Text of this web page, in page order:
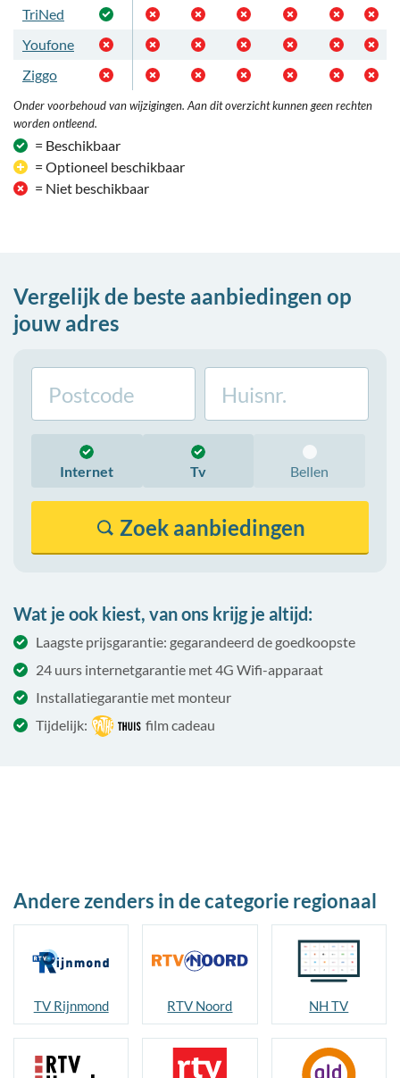
TriNed
Youfone
Ziggo
Onder voorbehoud van wijzigingen. Aan dit overzicht kunnen geen rechten
worden ontleend.
= Beschikbaar
= Optioneel beschikbaar
= Niet beschikbaar
Vergelijk de beste aanbiedingen op
jouw adres
Internet Tv Bellen
Zoek aanbiedingen
Wat je ook kiest, van ons krijg je altijd:
Laagste prijsgarantie: gegarandeerd de goedkoopste
24 uurs internetgarantie met 4G Wifi-apparaat
Installatiegarantie met monteur
Tijdelijk:
film cadeau
Andere zenders in de categorie regionaal
TV Rijnmond RTV Noord NH TV